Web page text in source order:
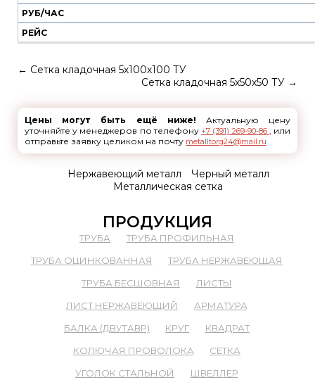
РУБ/ЧАС
РЕЙС
← Сетка кладочная 5х100х100 ТУ
Сетка кладочная 5х50х50 ТУ →
Цены могут быть ещё ниже! Актуальную цену
уточняйте у менеджеров по телефону +7 (391) 269-90-86 , или
отправьте заявку целиком на почту metalltorg24@mail.ru
Нержавеющий металл
Черный металл
Металлическая сетка
ПРОДУКЦИЯ
ТРУБА
ТРУБА ПРОФИЛЬНАЯ
ТРУБА ОЦИНКОВАННАЯ
ТРУБА НЕРЖАВЕЮЩАЯ
ТРУБА БЕСШОВНАЯ
ЛИСТЫ
ЛИСТ НЕРЖАВЕЮЩИЙ
АРМАТУРА
БАЛКА (ДВУТАВР)
КРУГ
КВАДРАТ
КОЛЮЧАЯ ПРОВОЛОКА
СЕТКА
УГОЛОК СТАЛЬНОЙ
ШВЕЛЛЕР